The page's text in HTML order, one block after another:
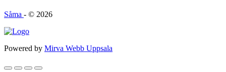
Såma - © 2026
Powered by Mirva Webb Uppsala